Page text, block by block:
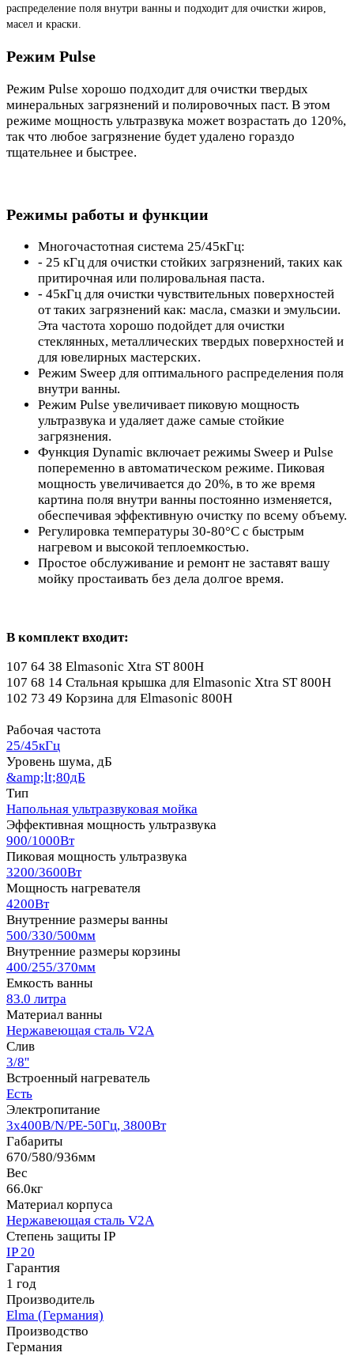
распределение поля внутри ванны и подходит для очистки жиров,
масел и краски.
Режим Pulse
Режим Pulse хорошо подходит для очистки твердых
минеральных загрязнений и полировочных паст. В этом
режиме мощность ультразвука может возрастать до 120%,
так что любое загрязнение будет удалено гораздо
тщательнее и быстрее.
Режимы работы и функции
Многочастотная система 25/45кГц:
- 25 кГц для очистки стойких загрязнений, таких как
притирочная или полировальная паста.
- 45кГц для очистки чувствительных поверхностей
от таких загрязнений как: масла, смазки и эмульсии.
Эта частота хорошо подойдет для очистки
стеклянных, металлических твердых поверхностей и
для ювелирных мастерских.
Режим Sweep для оптимального распределения поля
внутри ванны.
Режим Pulse увеличивает пиковую мощность
ультразвука и удаляет даже самые стойкие
загрязнения.
Функция Dynamic включает режимы Sweep и Pulse
попеременно в автоматическом режиме. Пиковая
мощность увеличивается до 20%, в то же время
картина поля внутри ванны постоянно изменяется,
обеспечивая эффективную очистку по всему объему.
Регулировка температуры 30-80°C с быстрым
нагревом и высокой теплоемкостью.
Простое обслуживание и ремонт не заставят вашу
мойку простаивать без дела долгое время.
В комплект входит:
107 64 38 Elmasonic Xtra ST 800H
107 68 14 Стальная крышка для Elmasonic Xtra ST 800H
102 73 49 Корзина для Elmasonic 800H
Рабочая частота
25/45кГц
Уровень шума, дБ
&amp;lt;80дБ
Тип
Напольная ультразвуковая мойка
Эффективная мощность ультразвука
900/1000Вт
Пиковая мощность ультразвука
3200/3600Вт
Мощность нагревателя
4200Вт
Внутренние размеры ванны
500/330/500мм
Внутренние размеры корзины
400/255/370мм
Емкость ванны
83.0 литра
Материал ванны
Нержавеющая сталь V2A
Слив
3/8''
Встроенный нагреватель
Есть
Электропитание
3x400В/N/PE-50Гц, 3800Вт
Габариты
670/580/936мм
Вес
66.0кг
Материал корпуса
Нержавеющая сталь V2A
Степень защиты IP
IP 20
Гарантия
1 год
Производитель
Elma (Германия)
Производство
Германия